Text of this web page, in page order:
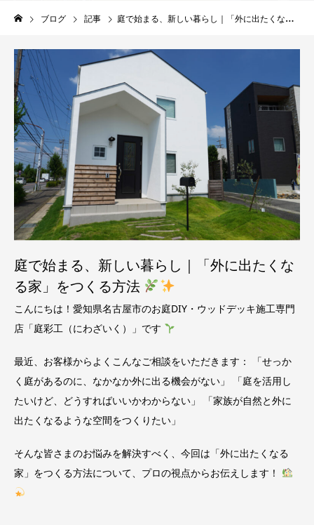
ブログ 記事 庭で始まる、新しい暮らし｜「外に出たくなる家」をつくる方法
庭で始まる、新しい暮らし｜「外に出たくな
る家」をつくる方法
こんにちは！愛知県名古屋市のお庭DIY・ウッドデッキ施工専門
店「庭彩工（にわざいく）」です
最近、お客様からよくこんなご相談をいただきます： 「せっか
く庭があるのに、なかなか外に出る機会がない」 「庭を活用し
たいけど、どうすればいいかわからない」 「家族が自然と外に
出たくなるような空間をつくりたい」
そんな皆さまのお悩みを解決すべく、今回は「外に出たくなる
家」をつくる方法について、プロの視点からお伝えします！